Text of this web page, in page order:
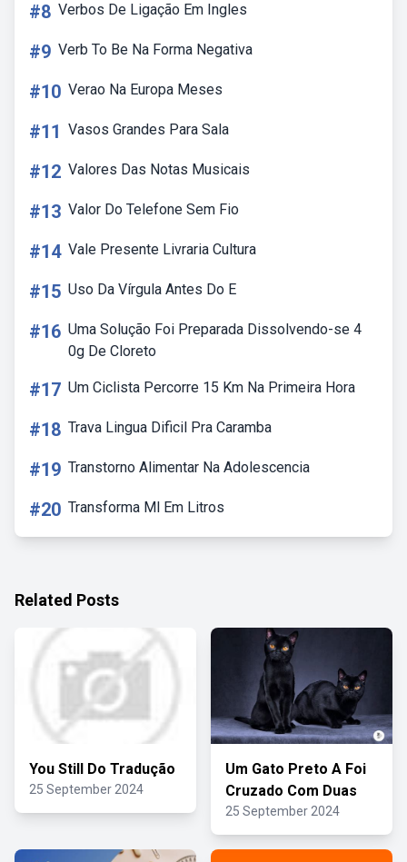
#8 Verbos De Ligação Em Ingles
#9 Verb To Be Na Forma Negativa
#10 Verao Na Europa Meses
#11 Vasos Grandes Para Sala
#12 Valores Das Notas Musicais
#13 Valor Do Telefone Sem Fio
#14 Vale Presente Livraria Cultura
#15 Uso Da Vírgula Antes Do E
#16 Uma Solução Foi Preparada Dissolvendo-se 4
0g De Cloreto
#17 Um Ciclista Percorre 15 Km Na Primeira Hora
#18 Trava Lingua Dificil Pra Caramba
#19 Transtorno Alimentar Na Adolescencia
#20 Transforma Ml Em Litros
Related Posts
You Still Do Tradução
25 September 2024
Um Gato Preto A Foi
Cruzado Com Duas
25 September 2024